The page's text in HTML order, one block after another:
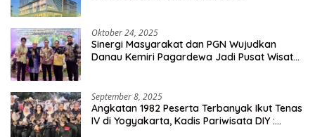
Oktober 24, 2025
Sinergi Masyarakat dan PGN Wujudkan
Danau Kemiri Pagardewa Jadi Pusat Wisata
September 8, 2025
Angkatan 1982 Peserta Terbanyak Ikut Tenas
IV di Yogyakarta, Kadis Pariwisata DIY :